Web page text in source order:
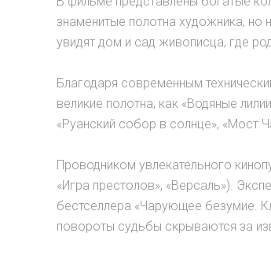
знаменитые полотна художника,
увидят дом и сад живописца, где
Благодаря современным
великие полотна, как «Водяные
«Руанский собор в солнце», «Мост
Проводником увлекательного
«Игра престолов», «Версаль»).
бестселлера «Чарующее безумие.
повороты судьбы скрываются за